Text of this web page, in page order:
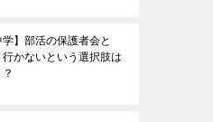
学】部活の保護者会と
行かないという選択肢は